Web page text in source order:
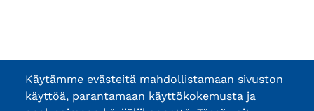
Käytämme evästeitä mahdollistamaan sivuston
käyttöä, parantamaan käyttökokemusta ja